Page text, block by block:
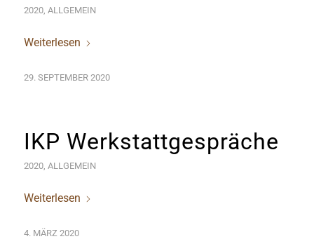
2020, ALLGEMEIN
Weiterlesen
29. SEPTEMBER 2020
IKP Werkstattgespräche
2020, ALLGEMEIN
Weiterlesen
4. MÄRZ 2020